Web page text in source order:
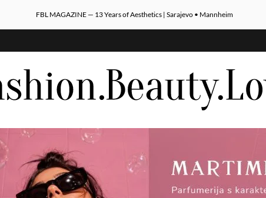
FBL MAGAZINE — 13 Years of Aesthetics | Sarajevo • Mannheim